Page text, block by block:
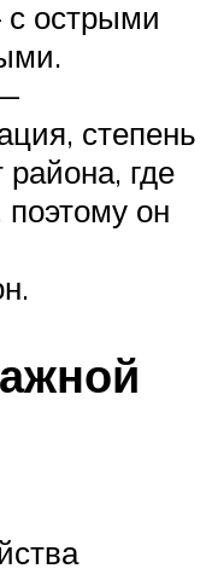
острыми
степень
района, где
он